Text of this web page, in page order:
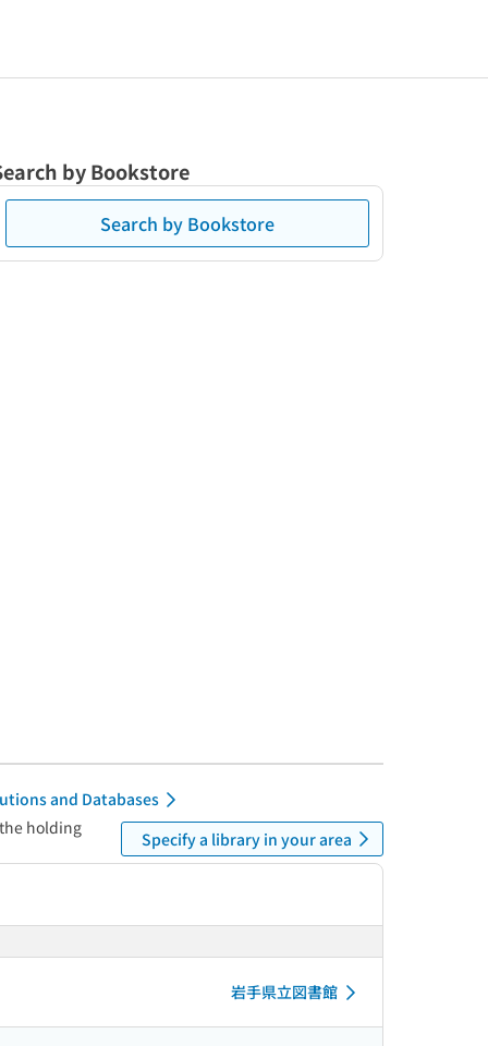
by Bookstore
Search by Bookstore
and Databases
holding
Specify a library in your area
岩手県立図書館